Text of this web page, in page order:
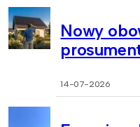
Nowy
14-07-2026